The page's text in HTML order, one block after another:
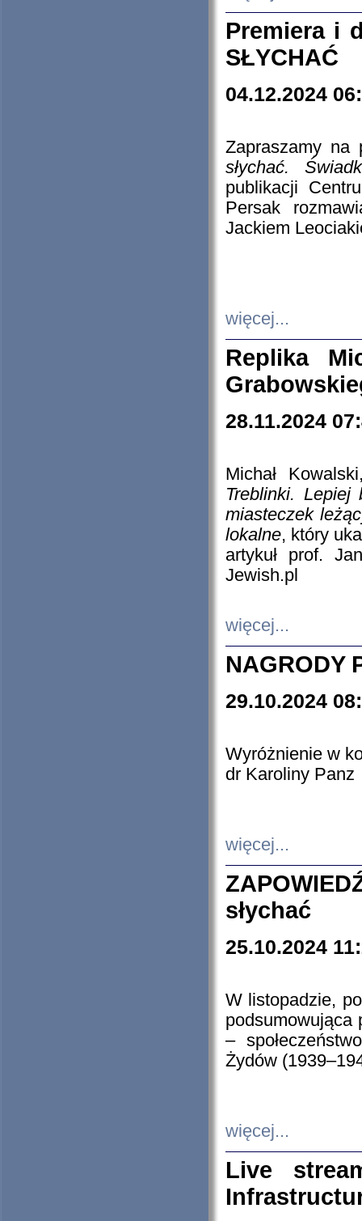
Premiera i
SŁYCHAĆ
04.12.2024
Zapraszamy
słychać.
publikacji
Persak
Jackiem
więcej...
Replika
28.11.2024
Michał
Treblinki. Lepiej
miasteczek
lokalne, który
artykuł prof.
Jewish.pl
więcej...
NAGRODY
29.10.2024
Wyróżnienie w
dr Karoliny Panz
więcej...
słychać
25.10.2024
W listopadzie,
podsumowująca
–
Żydów
więcej...
Live